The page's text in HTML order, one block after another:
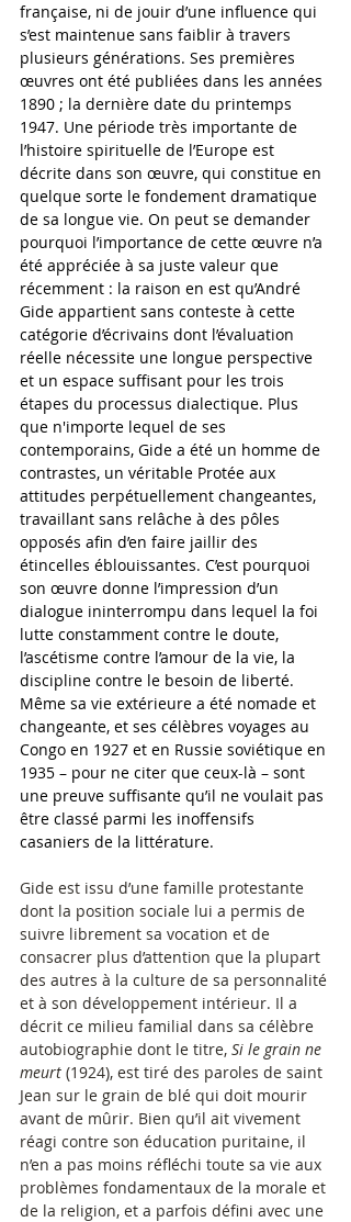
française, ni de jouir d’une influence qui
s’est maintenue sans faiblir à travers
plusieurs générations. Ses premières
œuvres ont été publiées dans les années
1890 ; la dernière date du printemps
1947. Une période très importante de
l’histoire spirituelle de l’Europe est
décrite dans son œuvre, qui constitue en
quelque sorte le fondement dramatique
de sa longue vie. On peut se demander
pourquoi l’importance de cette œuvre n’a
été appréciée à sa juste valeur que
récemment : la raison en est qu’André
Gide appartient sans conteste à cette
catégorie d’écrivains dont l’évaluation
réelle nécessite une longue perspective
et un espace suffisant pour les trois
étapes du processus dialectique. Plus
que n'importe lequel de ses
contemporains, Gide a été un homme de
contrastes, un véritable Protée aux
attitudes perpétuellement changeantes,
travaillant sans relâche à des pôles
opposés afin d’en faire jaillir des
étincelles éblouissantes. C’est pourquoi
son œuvre donne l’impression d’un
dialogue ininterrompu dans lequel la foi
lutte constamment contre le doute,
l’ascétisme contre l’amour de la vie, la
discipline contre le besoin de liberté.
Même sa vie extérieure a été nomade et
changeante, et ses célèbres voyages au
Congo en 1927 et en Russie soviétique en
1935 – pour ne citer que ceux-là – sont
une preuve suffisante qu’il ne voulait pas
être classé parmi les inoffensifs
casaniers de la littérature.
Gide est issu d’une famille protestante
dont la position sociale lui a permis de
suivre librement sa vocation et de
consacrer plus d’attention que la plupart
des autres à la culture de sa personnalité
et à son développement intérieur. Il a
décrit ce milieu familial dans sa célèbre
autobiographie dont le titre, Si le grain ne
meurt (1924), est tiré des paroles de saint
Jean sur le grain de blé qui doit mourir
avant de mûrir. Bien qu’il ait vivement
réagi contre son éducation puritaine, il
n’en a pas moins réfléchi toute sa vie aux
problèmes fondamentaux de la morale et
de la religion, et a parfois défini avec une